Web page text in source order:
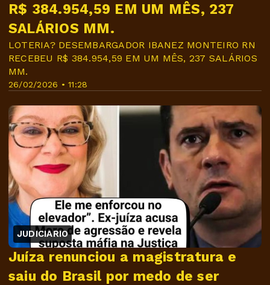
26/02/2026 • 11:28
R$ 384.954,59 EM UM MÊS, 237
SALÁRIOS MM.
LOTERIA? DESEMBARGADOR IBANEZ MONTEIRO RN
RECEBEU R$ 384.954,59 EM UM MÊS, 237 SALÁRIOS
MM.
JUDICIARIO
Juíza renunciou a magistratura e
saiu do Brasil por medo de ser